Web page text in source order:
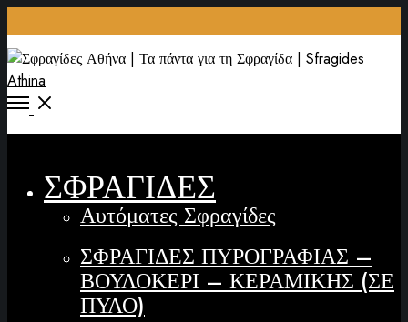
ΣΦΡΑΓΙΔΕΣ
Αυτόματες Σφραγίδες
ΣΦΡΑΓΙΔΕΣ ΠΥΡΟΓΡΑΦΙΑΣ –
ΒΟΥΛΟΚΕΡΙ – ΚΕΡΑΜΙΚΗΣ (ΣΕ
ΠΥΛΟ)